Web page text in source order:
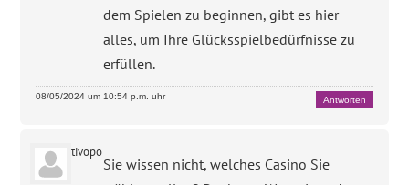
dem Spielen zu beginnen, gibt es hier
alles, um Ihre Glücksspielbedürfnisse zu
erfüllen.
08/05/2024 um 10:54 p.m. uhr Antworten
tivopo
Sie wissen nicht, welches Casino Sie